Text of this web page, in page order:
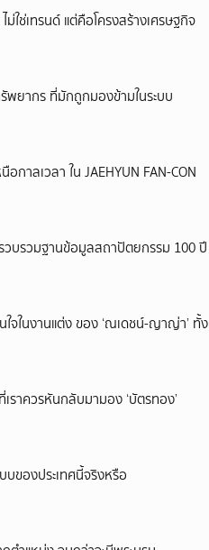
ใช่เทรนด์ แต่คือโครงสร้างเศรษฐกิจ
พยากร ที่มักถูกมองข้ามในระบบ
าลเวลา ใน JAEHYUN FAN-CON
บรวมฐานข้อมูลสถาปัตยกรรม 100 ปี
จในงานแต่ง ของ ‘ณเดชน์-ญาญ่า’ ทั้ง
เราควรหันกลับมามอง ‘บัตรทอง’
บของประเทศนี้จริงหรือ